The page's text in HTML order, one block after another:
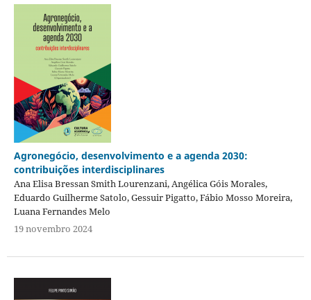
Agronegócio, desenvolvimento e a agenda 2030:
contribuições interdisciplinares
Ana Elisa Bressan Smith Lourenzani, Angélica Góis Morales,
Eduardo Guilherme Satolo, Gessuir Pigatto, Fábio Mosso Moreira,
Luana Fernandes Melo
19 novembro 2024